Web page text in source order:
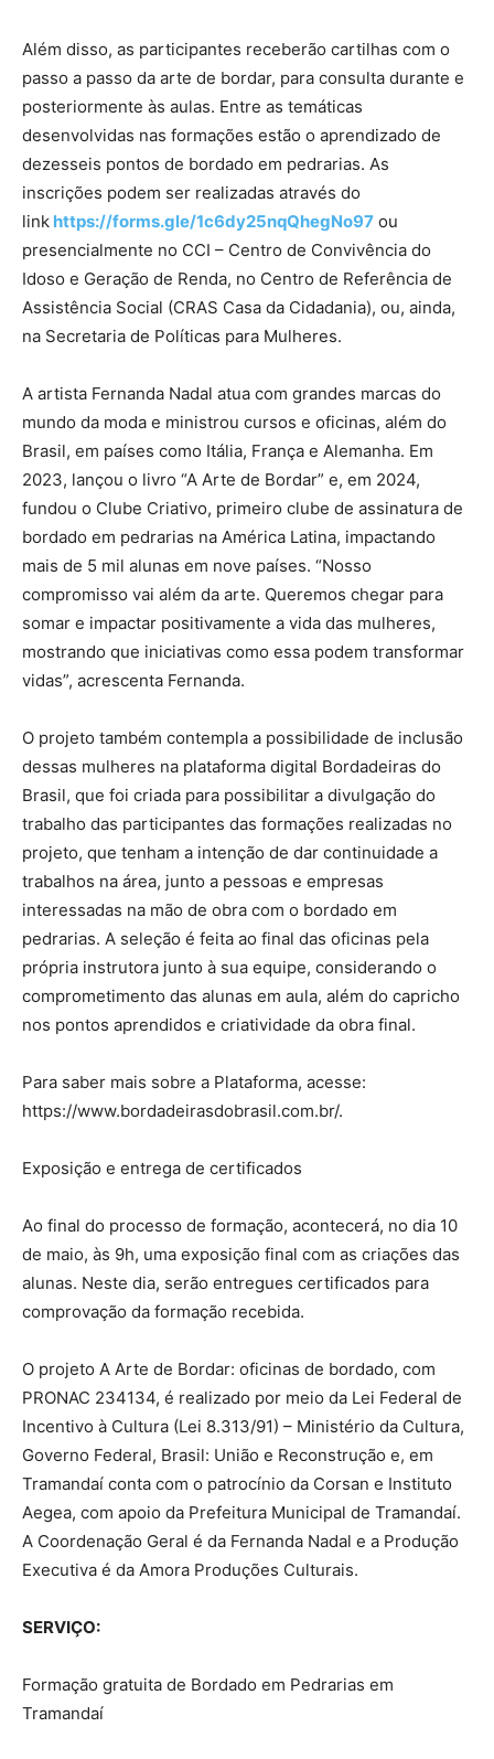
Além disso, as participantes receberão cartilhas com o
passo a passo da arte de bordar, para consulta durante e
posteriormente às aulas. Entre as temáticas
desenvolvidas nas formações estão o aprendizado de
dezesseis pontos de bordado em pedrarias. As
inscrições podem ser realizadas através do
link https://forms.gle/1c6dy25nqQhegNo97 ou
presencialmente no CCI – Centro de Convivência do
Idoso e Geração de Renda, no Centro de Referência de
Assistência Social (CRAS Casa da Cidadania), ou, ainda,
na Secretaria de Políticas para Mulheres.
A artista Fernanda Nadal atua com grandes marcas do
mundo da moda e ministrou cursos e oficinas, além do
Brasil, em países como Itália, França e Alemanha. Em
2023, lançou o livro “A Arte de Bordar” e, em 2024,
fundou o Clube Criativo, primeiro clube de assinatura de
bordado em pedrarias na América Latina, impactando
mais de 5 mil alunas em nove países. “Nosso
compromisso vai além da arte. Queremos chegar para
somar e impactar positivamente a vida das mulheres,
mostrando que iniciativas como essa podem transformar
vidas”, acrescenta Fernanda.
O projeto também contempla a possibilidade de inclusão
dessas mulheres na plataforma digital Bordadeiras do
Brasil, que foi criada para possibilitar a divulgação do
trabalho das participantes das formações realizadas no
projeto, que tenham a intenção de dar continuidade a
trabalhos na área, junto a pessoas e empresas
interessadas na mão de obra com o bordado em
pedrarias. A seleção é feita ao final das oficinas pela
própria instrutora junto à sua equipe, considerando o
comprometimento das alunas em aula, além do capricho
nos pontos aprendidos e criatividade da obra final.
Para saber mais sobre a Plataforma, acesse:
https://www.bordadeirasdobrasil.com.br/.
Exposição e entrega de certificados
Ao final do processo de formação, acontecerá, no dia 10
de maio, às 9h, uma exposição final com as criações das
alunas. Neste dia, serão entregues certificados para
comprovação da formação recebida.
O projeto A Arte de Bordar: oficinas de bordado, com
PRONAC 234134, é realizado por meio da Lei Federal de
Incentivo à Cultura (Lei 8.313/91) – Ministério da Cultura,
Governo Federal, Brasil: União e Reconstrução e, em
Tramandaí conta com o patrocínio da Corsan e Instituto
Aegea, com apoio da Prefeitura Municipal de Tramandaí.
A Coordenação Geral é da Fernanda Nadal e a Produção
Executiva é da Amora Produções Culturais.
SERVIÇO:
Formação gratuita de Bordado em Pedrarias em
Tramandaí